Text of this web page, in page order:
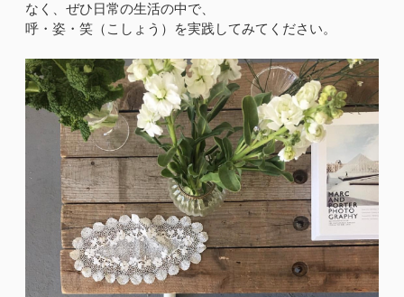
なく、ぜひ日常の生活の中で、
呼・姿・笑（こしょう）を実践してみてください。